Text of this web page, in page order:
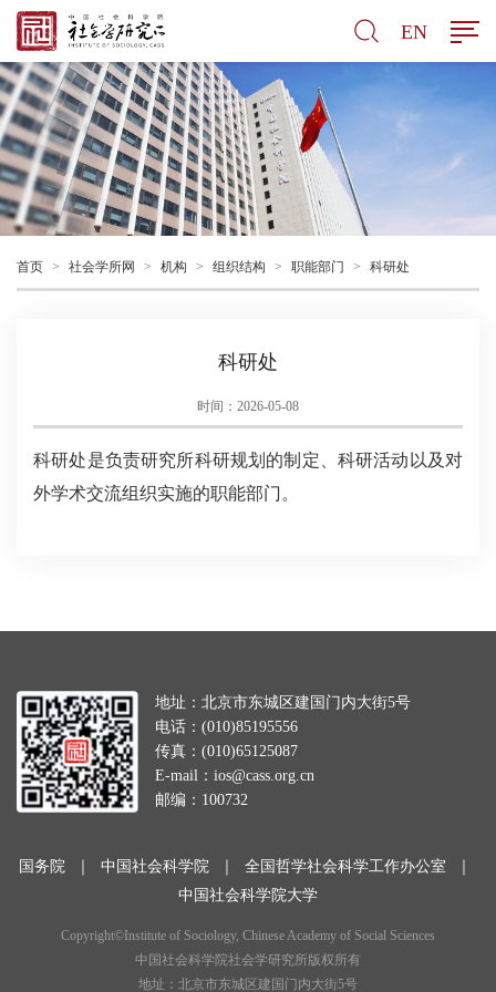
EN
首页 > 社会学所网 > 机构 > 组织结构 > 职能部门 > 科研处
科研处
时间：2026-05-08
科研处是负责研究所科研规划的制定、科研活动以及对
外学术交流组织实施的职能部门。
地址：北京市东城区建国门内大街5号
电话：(010)85195556
传真：(010)65125087
E-mail：ios@cass.org.cn
邮编：100732
国务院 ｜ 中国社会科学院 ｜ 全国哲学社会科学工作办公室
｜
中国社会科学院大学
Copyright©Institute of Sociology, Chinese Academy of Social Sciences
中国社会科学院社会学研究所版权所有
地址：北京市东城区建国门内大街5号